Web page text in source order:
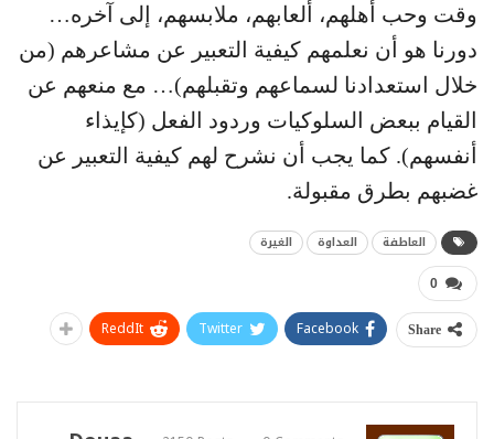
وقت وحب أهلهم، ألعابهم، ملابسهم، إلى آخره…
دورنا هو أن نعلمهم كيفية التعبير عن مشاعرهم (من
خلال استعدادنا لسماعهم وتقبلهم)… مع منعهم عن
القيام ببعض السلوكيات وردود الفعل (كإيذاء
أنفسهم). كما يجب أن نشرح لهم كيفية التعبير عن
غضبهم بطرق مقبولة.
العاطفة العداوة الغيرة
0
Share
Facebook
Twitter
ReddIt